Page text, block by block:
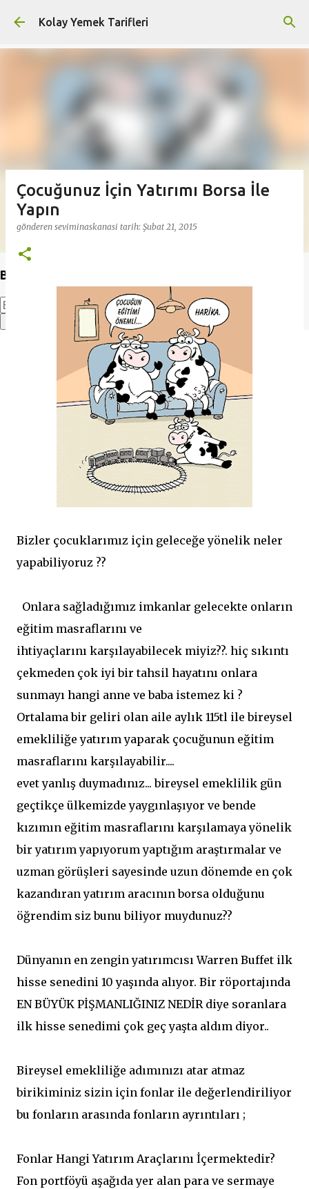
Ana içeriğe atla
Kolay Yemek Tarifleri
Bu Blogda Ara
Çocuğunuz İçin Yatırımı Borsa İle
Yapın
gönderen seviminaskanasi tarih: Şubat 21, 2015
Bizler çocuklarımız için geleceğe yönelik neler
yapabiliyoruz ??
Onlara sağladığımız imkanlar gelecekte onların
eğitim masraflarını ve
ihtiyaçlarını karşılayabilecek miyiz??. hiç sıkıntı
çekmeden çok iyi bir tahsil hayatını onlara
sunmayı hangi anne ve baba istemez ki ?
Ortalama bir geliri olan aile aylık 115tl ile bireysel
emekliliğe yatırım yaparak çocuğunun eğitim
masraflarını karşılayabilir....
evet yanlış duymadınız... bireysel emeklilik gün
geçtikçe ülkemizde yaygınlaşıyor ve bende
kızımın eğitim masraflarını karşılamaya yönelik
bir yatırım yapıyorum yaptığım araştırmalar ve
uzman görüşleri sayesinde uzun dönemde en çok
kazandıran yatırım aracının borsa olduğunu
öğrendim siz bunu biliyor muydunuz??
Dünyanın en zengin yatırımcısı Warren Buffet ilk
hisse senedini 10 yaşında alıyor. Bir röportajında
EN BÜYÜK PİŞMANLIĞINIZ NEDİR diye soranlara
ilk hisse senedimi çok geç yaşta aldım diyor..
Bireysel emekliliğe adımınızı atar atmaz
birikiminiz sizin için fonlar ile değerlendiriliyor
bu fonların arasında fonların ayrıntıları ;
Fonlar Hangi Yatırım Araçlarını İçermektedir?
Fon portföyü aşağıda yer alan para ve sermaye